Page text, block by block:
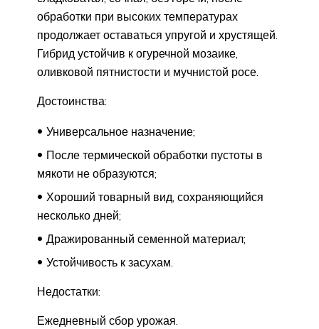
обработки при высоких температурах
продолжает оставаться упругой и хрустящей.
Гибрид устойчив к огуречной мозаике,
оливковой пятнистости и мучнистой росе.
Достоинства:
Универсальное назначение;
После термической обработки пустоты в
мякоти не образуются;
Хороший товарный вид, сохраняющийся
несколько дней;
Дражированный семенной материал;
Устойчивость к засухам.
Недостатки:
Ежедневный сбор урожая.